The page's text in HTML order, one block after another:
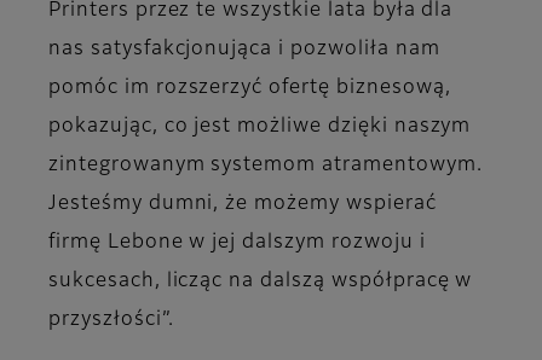
Printers przez te wszystkie lata była dla
nas satysfakcjonująca i pozwoliła nam
pomóc im rozszerzyć ofertę biznesową,
pokazując, co jest możliwe dzięki naszym
zintegrowanym systemom atramentowym.
Jesteśmy dumni, że możemy wspierać
firmę Lebone w jej dalszym rozwoju i
sukcesach, licząc na dalszą współpracę w
przyszłości”.